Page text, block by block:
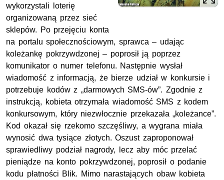
wykorzystali loterię
organizowaną przez sieć
sklepów. Po przejęciu konta
na portalu społecznościowym, sprawca – udając
koleżankę pokrzywdzonej – poprosił ją poprzez
komunikator o numer telefonu. Następnie wysłał
wiadomość z informacją, że bierze udział w konkursie i
potrzebuje kodów z „darmowych SMS-ów”. Zgodnie z
instrukcją, kobieta otrzymała wiadomość SMS z kodem
konkursowym, który niezwłocznie przekazała „koleżance”.
Kod okazał się rzekomo szczęśliwy, a wygrana miała
wynosić dwa tysiące złotych. Oszust zaproponował
sprawiedliwy podział nagrody, lecz aby móc przelać
pieniądze na konto pokrzywdzonej, poprosił o podanie
kodu płatności Blik. Mimo narastających obaw kobieta